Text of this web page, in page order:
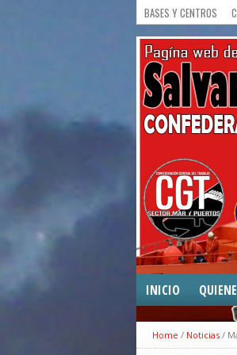
BASES Y CENTROS
INICIO
Home / Noticias /